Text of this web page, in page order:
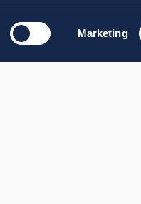
Marketing